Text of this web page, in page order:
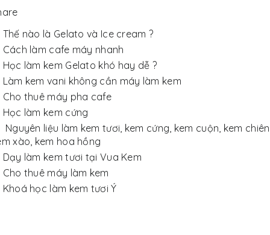
Thế nào là Gelato và Ice cream ?
Cách làm cafe máy nhanh
Học làm kem Gelato khó hay dễ ?
Làm kem vani không cần máy làm kem
Cho thuê máy pha cafe
Học làm kem cứng
Nguyên liệu làm kem tươi, kem cứng, kem cuộn, kem
xào, kem hoa hồng
Dạy làm kem tươi tại Vua Kem
Cho thuê máy làm kem
Khoá học làm kem tươi Ý